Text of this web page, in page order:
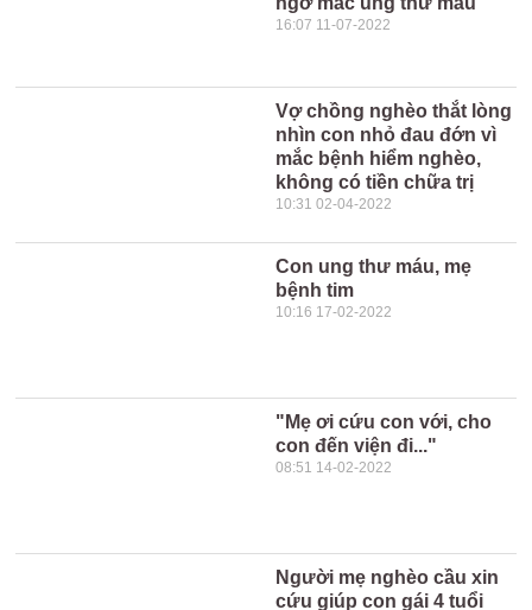
16:07 11-07-2022
Vợ chồng nghèo thắt lòng
nhìn con nhỏ đau đớn vì
mắc bệnh hiểm nghèo,
không có tiền chữa trị
10:31 02-04-2022
Con ung thư máu, mẹ
bệnh tim
10:16 17-02-2022
"Mẹ ơi cứu con với, cho
con đến viện đi..."
08:51 14-02-2022
Người mẹ nghèo cầu xin
cứu giúp con gái 4 tuổi